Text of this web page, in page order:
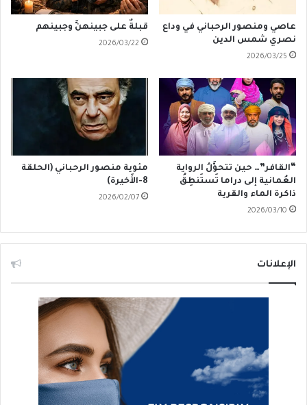
عاصي ومنصور الرحباني في وداع
نصري شمس الدين
2026/03/25
قبلةٌ على جبينهنَّ وجبينهم
2026/03/22
“القافر”… حين تتحوَّلُ الرواية
العُمانية إلى دراما تَستَنطِقُ
ذاكرة الماء والقرية
2026/03/10
مئوية منصور الرحباني (الحلقة
8-الأَخيرة)
2026/02/07
الإعلانات